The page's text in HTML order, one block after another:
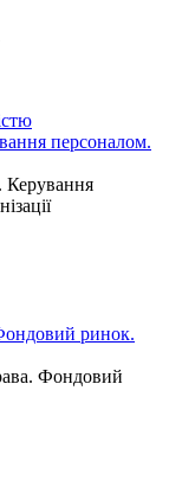
персоналом.
Керування
ринок.
Фондовий